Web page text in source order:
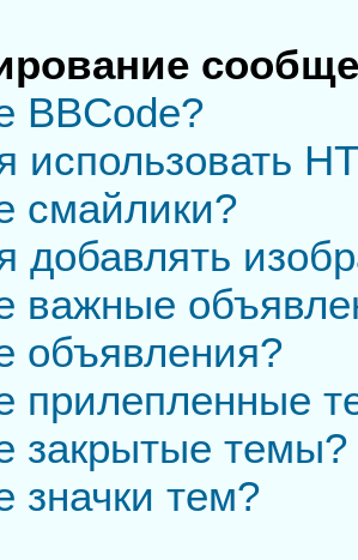
BBCode?
использовать
смайлики?
добавлять
важные
объявления?
прилепленные
закрытые темы?
значки тем?